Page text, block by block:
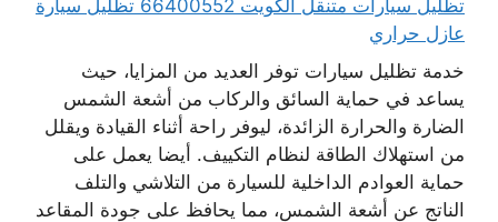
تظليل سيارات متنقل الكويت 66400552 تظليل سيارة
عازل حراري
خدمة تظليل سيارات توفر العديد من المزايا، حيث
يساعد في حماية السائق والركاب من أشعة الشمس
الضارة والحرارة الزائدة، ليوفر راحة أثناء القيادة ويقلل
من استهلاك الطاقة لنظام التكييف. أيضا يعمل على
حماية العوادم الداخلية للسيارة من التلاشي والتلف
الناتج عن أشعة الشمس، مما يحافظ على جودة المقاعد